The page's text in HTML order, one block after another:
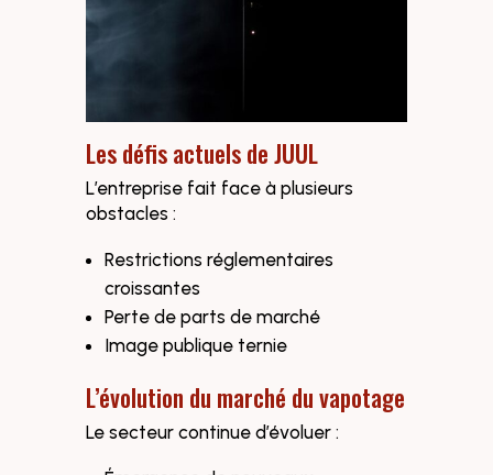
Les défis actuels de JUUL
L’entreprise fait face à plusieurs
obstacles :
Restrictions réglementaires
croissantes
Perte de parts de marché
Image publique ternie
L’évolution du marché du vapotage
Le secteur continue d’évoluer :